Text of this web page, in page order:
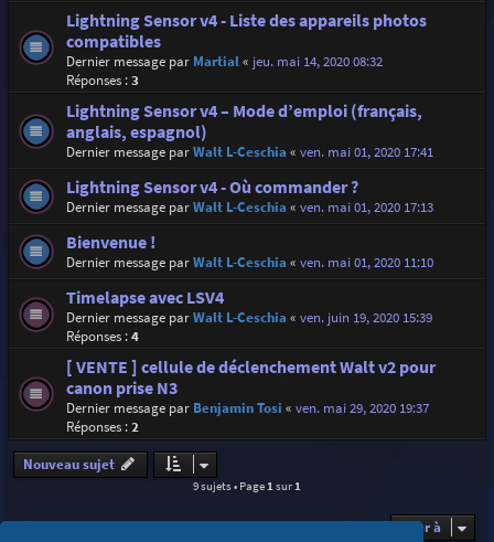
Lightning Sensor v4 - Liste des appareils photos
compatibles
Dernier message par Martial« jeu. mai 14, 2020 08:32
Réponses :3
Lightning Sensor v4 – Mode d’emploi (français,
anglais, espagnol)
Dernier message parWalt L-Ceschia « ven. mai 01, 2020 17:41
Lightning Sensor v4 - Où commander ?
Dernier message parWalt L-Ceschia « ven. mai 01, 2020 17:13
Bienvenue !
Dernier message parWalt L-Ceschia « ven. mai 01, 2020 11:10
Timelapse avec LSV4
Dernier message parWalt L-Ceschia « ven. juin 19, 2020 15:39
Réponses :4
[ VENTE ] cellule de déclenchement Walt v2 pour
canon prise N3
Dernier message par Benjamin Tosi « ven. mai 29, 2020 19:37
Réponses :2
Nouveau sujet
9 sujets • Page1sur1
Aller à